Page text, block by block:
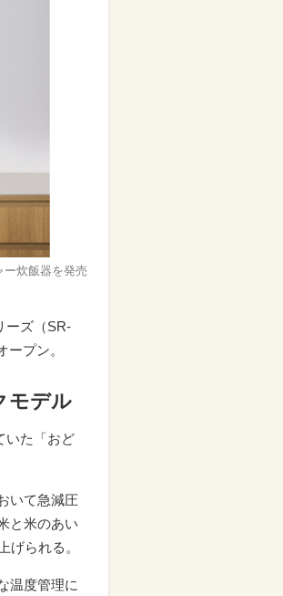
炊飯器を発売
ーズ（SR-
プン。
モデル
いた「おど
いて急減圧
と米のあい
げられる。
温度管理に